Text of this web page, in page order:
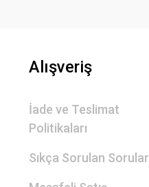
Alışveriş
İade ve Teslimat
Politikaları
Sıkça Sorulan Sorular